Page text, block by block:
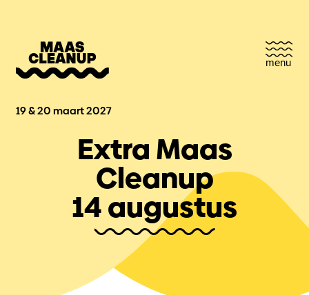
menu
19 & 20 maart 2027
Extra Maas
Cleanup
14 augustus